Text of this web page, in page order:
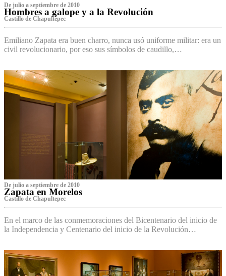
De julio a septiembre de 2010
Hombres a galope y a la Revolución
Castillo de Chapultepec
Emiliano Zapata era buen charro, nunca usó uniforme militar: era un
civil revolucionario, por eso sus símbolos de caudillo,…
De julio a septiembre de 2010
Zapata en Morelos
Castillo de Chapultepec
En el marco de las conmemoraciones del Bicentenario del inicio de
la Independencia y Centenario del inicio de la Revolución…